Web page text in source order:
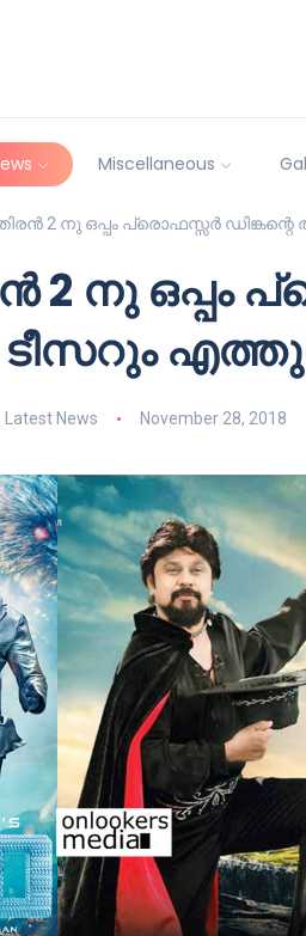
Miscellaneous
2 നു ഒപ്പം പ്രൊഫസ്സർ
2 നു ഒപ്പം
ടീസറും
Latest News November 28, 2018